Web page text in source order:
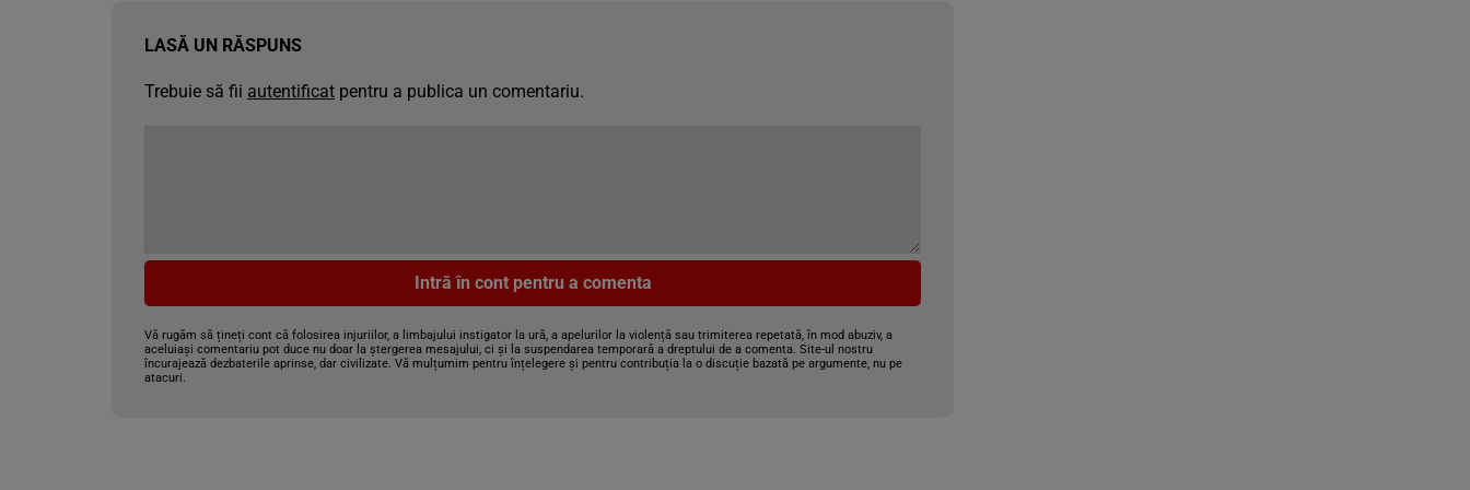
LASĂ UN RĂSPUNS
Trebuie să fii autentificat pentru a publica un comentariu.
Intră în cont pentru a comenta
Vă rugăm să țineți cont că folosirea injuriilor, a limbajului instigator la ură, a apelurilor la violență sau trimiterea repetată, în mod abuziv, a
aceluiași comentariu pot duce nu doar la ștergerea mesajului, ci și la suspendarea temporară a dreptului de a comenta. Site-ul nostru
încurajează dezbaterile aprinse, dar civilizate. Vă mulțumim pentru înțelegere și pentru contribuția la o discuție bazată pe argumente, nu pe
atacuri.